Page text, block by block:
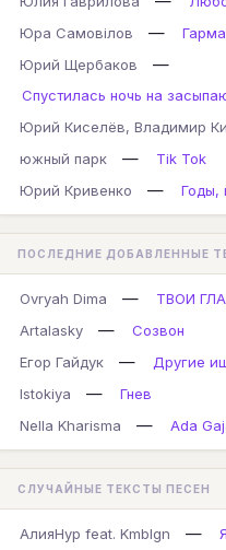
Юра Самовілов
—
Юрий Щербаков
—
Спустилась ночь на
Юрий Киселёв, Владимир
южный парк
—
Tik Tok
Юрий Кривенко
— Годы,
ПОСЛЕДНИЕ ДОБАВЛЕННЫЕ
Ovryah Dima —
ТВОИ
Artalasky
—
Созвон
Егор Гайдук
—
Другие
Istokiya
—
Гнев
Nella Kharisma
— Ada
СЛУЧАЙНЫЕ ТЕКСТЫ ПЕСЕН
АлияНур feat. Kmblgn —